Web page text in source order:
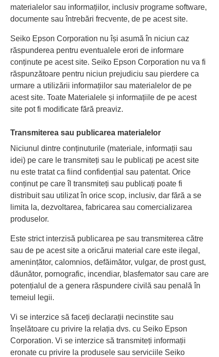
materialelor sau informațiilor, inclusiv programe software,
documente sau întrebări frecvente, de pe acest site.
Seiko Epson Corporation nu își asumă în niciun caz
răspunderea pentru eventualele erori de informare
conținute pe acest site. Seiko Epson Corporation nu va fi
răspunzătoare pentru niciun prejudiciu sau pierdere ca
urmare a utilizării informațiilor sau materialelor de pe
acest site. Toate Materialele și informațiile de pe acest
site pot fi modificate fără preaviz.
Transmiterea sau publicarea materialelor
Niciunul dintre conținuturile (materiale, informații sau
idei) pe care le transmiteți sau le publicați pe acest site
nu este tratat ca fiind confidențial sau patentat. Orice
conținut pe care îl transmiteți sau publicați poate fi
distribuit sau utilizat în orice scop, inclusiv, dar fără a se
limita la, dezvoltarea, fabricarea sau comercializarea
produselor.
Este strict interzisă publicarea pe sau transmiterea către
sau de pe acest site a oricărui material care este ilegal,
amenințător, calomnios, defăimător, vulgar, de prost gust,
dăunător, pornografic, incendiar, blasfemator sau care are
potențialul de a genera răspundere civilă sau penală în
temeiul legii.
Vi se interzice să faceți declarații necinstite sau
înșelătoare cu privire la relația dvs. cu Seiko Epson
Corporation. Vi se interzice să transmiteți informații
eronate cu privire la produsele sau serviciile Seiko